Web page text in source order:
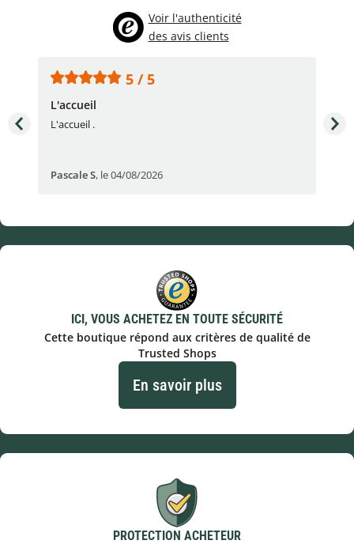
Voir l'authenticité
des avis clients
5 / 5
L'accueil
L'accueil .
Pascale S, le 04/08/2026
ICI, VOUS ACHETEZ EN TOUTE SÉCURITÉ
Cette boutique répond aux critères de qualité de
Trusted Shops
En savoir plus
PROTECTION ACHETEUR